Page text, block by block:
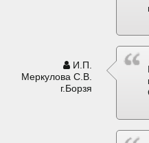
И.П.
Меркулова С.В.
г.Борзя